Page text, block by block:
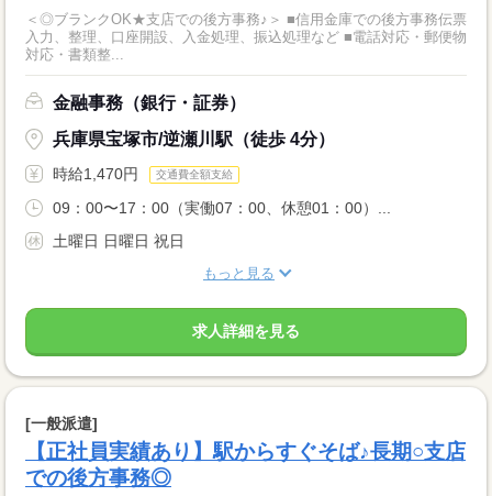
＜◎ブランクOK★支店での後方事務♪＞ ■信用金庫での後方事務伝票
入力、整理、口座開設、入金処理、振込処理など ■電話対応・郵便物
対応・書類整...
金融事務（銀行・証券）
兵庫県宝塚市/逆瀬川駅（徒歩 4分）
時給1,470円 交通費全額支給
09：00〜17：00（実働07：00、休憩01：00）...
土曜日 日曜日 祝日
もっと見る
求人詳細を見る
[一般派遣]
【正社員実績あり】駅からすぐそば♪長期○支店
での後方事務◎